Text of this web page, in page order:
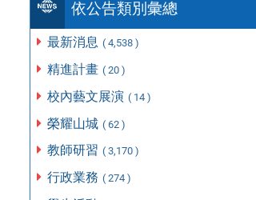
依公告類別彙總
最新消息 ( 4,538 )
精進計畫 ( 20 )
校內藝文展演 ( 14 )
榮耀山城 ( 62 )
教師研習 ( 3,170 )
行政業務 ( 274 )